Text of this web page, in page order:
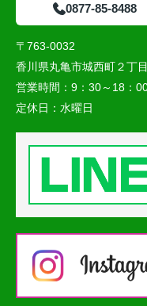
0877-85-8488
〒763-0032
香川県丸亀市城西町２丁
営業時間： 9：30～18：
定休日： 水曜日